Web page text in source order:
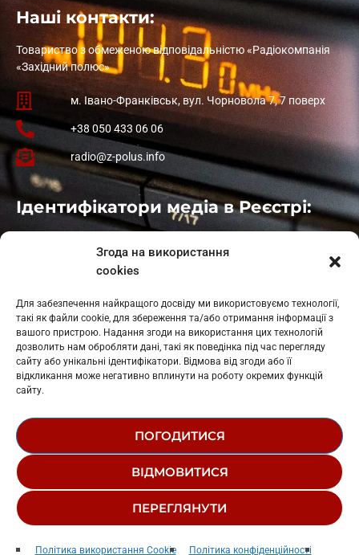
Згода на використання
cookies
Для забезпечення найкращого досвіду ми використовуємо технології,
такі як файли cookie, для збереження та/або отримання інформації з
вашого пристрою. Надання згоди на використання цих технологій
дозволить нам обробляти дані, такі як поведінка під час перегляду
сайту або унікальні ідентифікатори. Відмова від згоди або її
відкликання може негативно вплинути на роботу окремих функцій
сайту.
ПОГОДИТИСЯ
ВІДМОВИТИСЯ
ПЕРЕГЛЯНУТИ
Політика використання Cookie Політика конфіденційності
Rolling In The Deep
Наші контакти:
Товариство з обмеженою відповідальністю «Радіокомпанія
«Західний полюс»
м. Івано-Франківськ, вул. Чорновола 7, 7 поверх
+38 050 433 06 06
radio@z-polus.info
Ідентифікатори медіа в Реєстрі:
: L11-01410
: L11-01801
Косів: L11-01805
Гарасимів: L11-02274
© 1995-2026 РК «ЗАХІДНИЙ ПОЛЮС»
РЕДАКЦІЙНИЙ СТАТУТ
СТРУКТУРА ВЛАСНОСТІ